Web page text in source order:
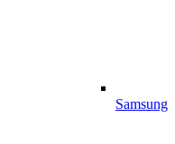
Samsung